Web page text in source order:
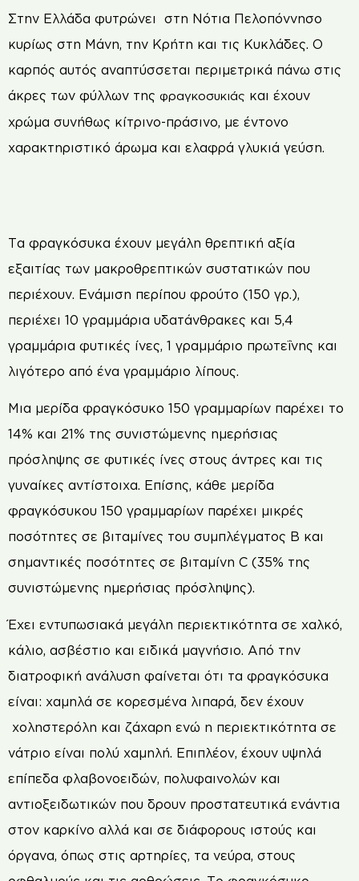
Στην Ελλάδα φυτρώνει στη Νότια Πελοπόννησο
κυρίως στη Μάνη, την Κρήτη και τις Κυκλάδες. Ο
καρπός αυτός αναπτύσσεται περιμετρικά πάνω στις
άκρες των φύλλων της φραγκοσυκιάς και έχουν
χρώμα συνήθως κίτρινο-πράσινο, με έντονο
χαρακτηριστικό άρωμα και ελαφρά γλυκιά γεύση.
Τα φραγκόσυκα έχουν μεγάλη θρεπτική αξία
εξαιτίας των μακροθρεπτικών συστατικών που
περιέχουν. Ενάμιση περίπου φρούτο (150 γρ.),
περιέχει 10 γραμμάρια υδατάνθρακες και 5,4
γραμμάρια φυτικές ίνες, 1 γραμμάριο πρωτεΐνης και
λιγότερο από ένα γραμμάριο λίπους.
Μια μερίδα φραγκόσυκο 150 γραμμαρίων παρέχει το
14% και 21% της συνιστώμενης ημερήσιας
πρόσληψης σε φυτικές ίνες στους άντρες και τις
γυναίκες αντίστοιχα. Επίσης, κάθε μερίδα
φραγκόσυκου 150 γραμμαρίων παρέχει μικρές
ποσότητες σε βιταμίνες του συμπλέγματος Β και
σημαντικές ποσότητες σε βιταμίνη C (35% της
συνιστώμενης ημερήσιας πρόσληψης).
Έχει εντυπωσιακά μεγάλη περιεκτικότητα σε χαλκό,
κάλιο, ασβέστιο και ειδικά μαγνήσιο. Από την
διατροφική ανάλυση φαίνεται ότι τα φραγκόσυκα
είναι: χαμηλά σε κορεσμένα λιπαρά, δεν έχουν
χοληστερόλη και ζάχαρη ενώ η περιεκτικότητα σε
νάτριο είναι πολύ χαμηλή. Επιπλέον, έχουν υψηλά
επίπεδα φλαβονοειδών, πολυφαινολών και
αντιοξειδωτικών που δρουν προστατευτικά ενάντια
στον καρκίνο αλλά και σε διάφορους ιστούς και
όργανα, όπως στις αρτηρίες, τα νεύρα, στους